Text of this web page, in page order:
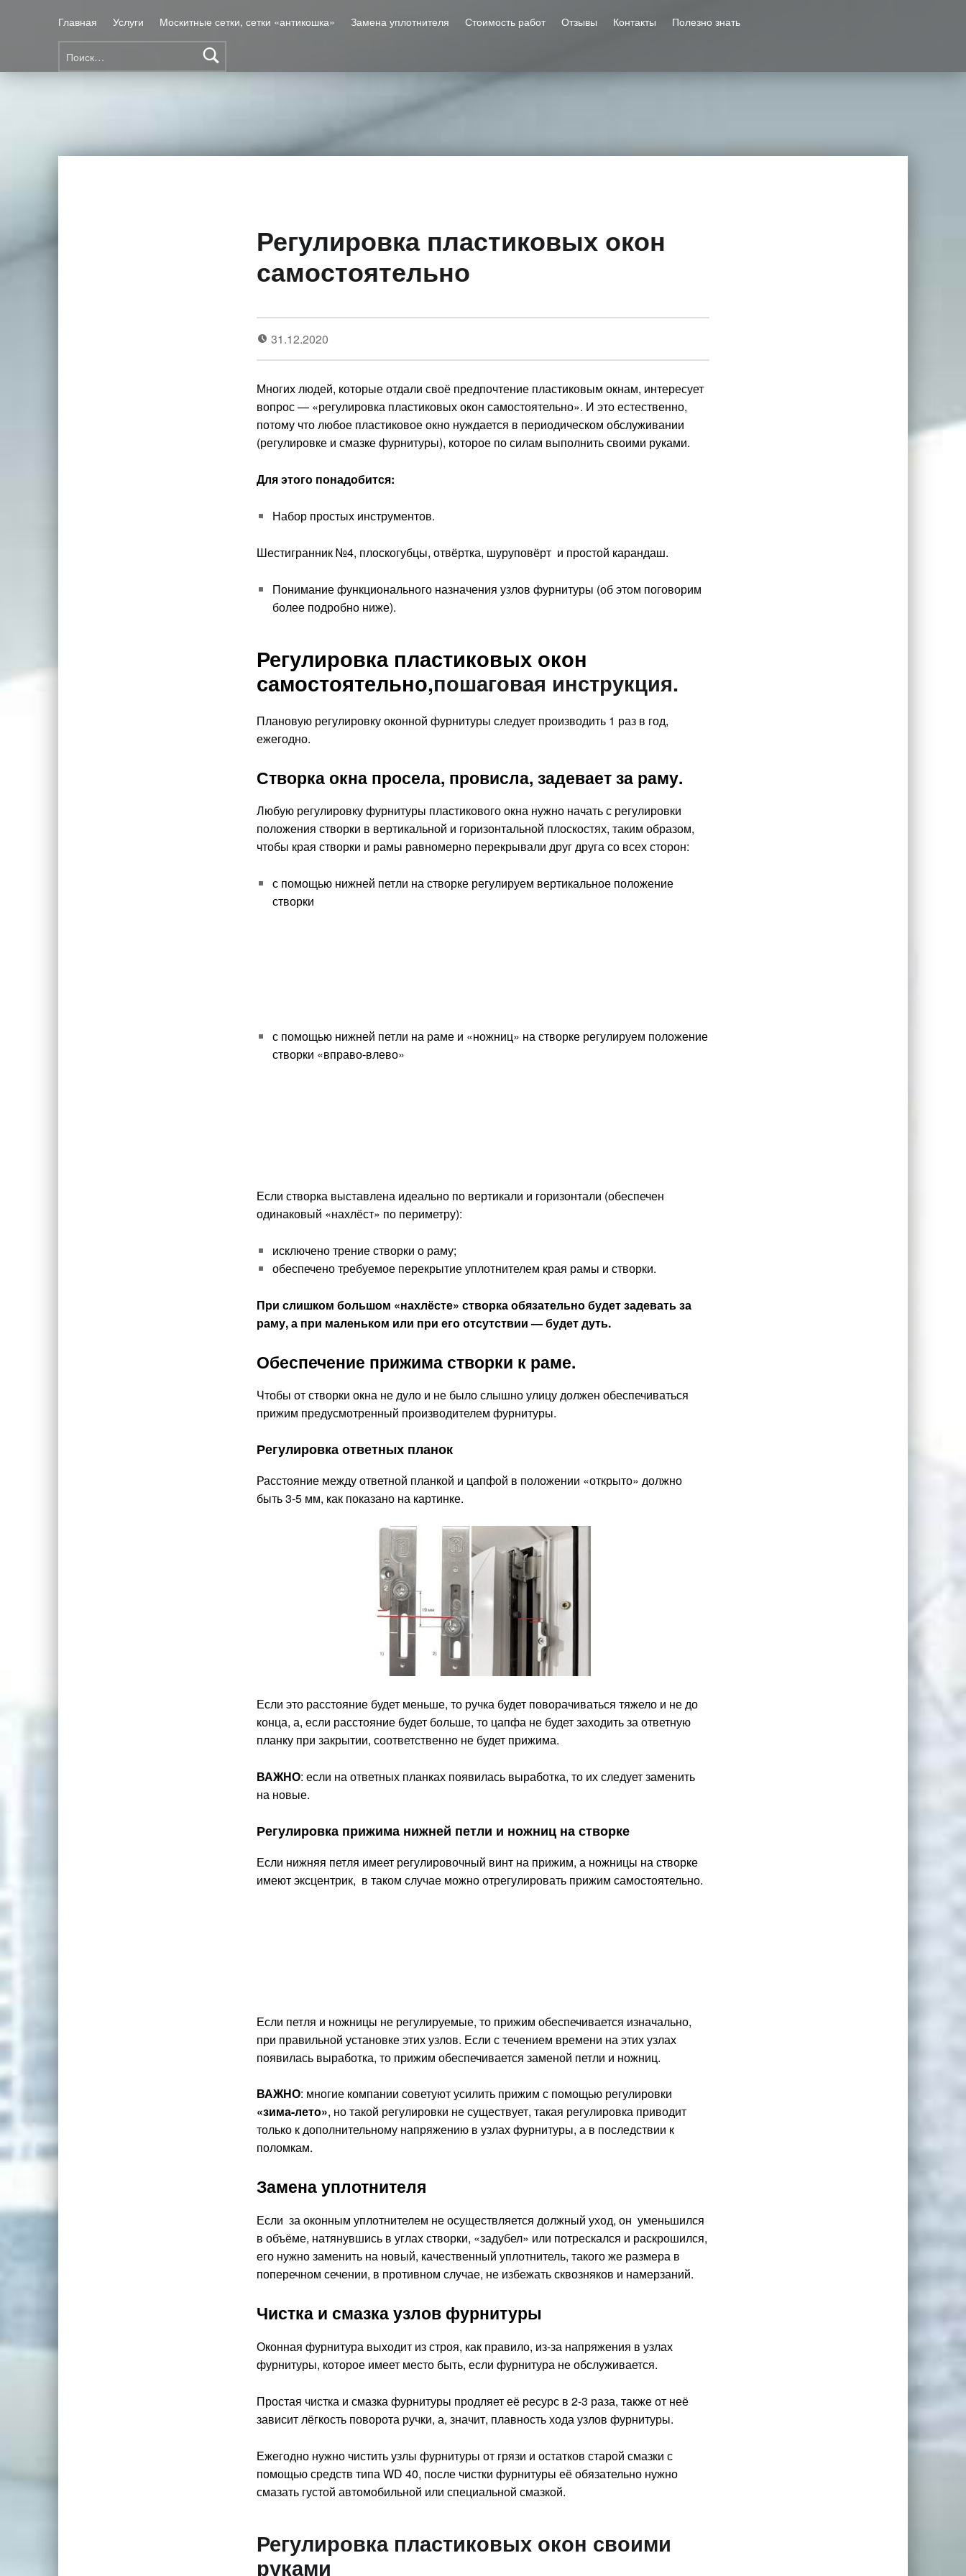
Найти:
Главная Услуги Москитные сетки, сетки «антикошка» Замена уплотнителя Стоимость работ Отзывы Контакты Полезно знать
Ремонт окон ПВХ Омск
Регулировка пластиковых окон
самостоятельно
31.12.2020
Многих людей, которые отдали своё предпочтение пластиковым окнам, интересует
вопрос — «регулировка пластиковых окон самостоятельно». И это естественно,
потому что любое пластиковое окно нуждается в периодическом обслуживании
(регулировке и смазке фурнитуры), которое по силам выполнить своими руками.
Для этого понадобится:
Набор простых инструментов.
Шестигранник №4, плоскогубцы, отвёртка, шуруповёрт и простой карандаш.
Понимание функционального назначения узлов фурнитуры (об этом поговорим
более подробно ниже).
Регулировка пластиковых окон
самостоятельно,пошаговая инструкция.
Плановую регулировку оконной фурнитуры следует производить 1 раз в год,
ежегодно.
Створка окна просела, провисла, задевает за раму.
Любую регулировку фурнитуры пластикового окна нужно начать с регулировки
положения створки в вертикальной и горизонтальной плоскостях, таким образом,
чтобы края створки и рамы равномерно перекрывали друг друга со всех сторон:
с помощью нижней петли на створке регулируем вертикальное положение
створки
с помощью нижней петли на раме и «ножниц» на створке регулируем положение
створки «вправо-влево»
Если створка выставлена идеально по вертикали и горизонтали (обеспечен
одинаковый «нахлёст» по периметру):
исключено трение створки о раму;
обеспечено требуемое перекрытие уплотнителем края рамы и створки.
При слишком большом «нахлёсте» створка обязательно будет задевать за
раму, а при маленьком или при его отсутствии — будет дуть.
Обеспечение прижима створки к раме.
Чтобы от створки окна не дуло и не было слышно улицу должен обеспечиваться
прижим предусмотренный производителем фурнитуры.
Регулировка ответных планок
Расстояние между ответной планкой и цапфой в положении «открыто» должно
быть 3-5 мм, как показано на картинке.
Если это расстояние будет меньше, то ручка будет поворачиваться тяжело и не до
конца, а, если расстояние будет больше, то цапфа не будет заходить за ответную
планку при закрытии, соответственно не будет прижима.
ВАЖНО: если на ответных планках появилась выработка, то их следует заменить
на новые.
Регулировка прижима нижней петли и ножниц на створке
Если нижняя петля имеет регулировочный винт на прижим, а ножницы на створке
имеют эксцентрик, в таком случае можно отрегулировать прижим самостоятельно.
Если петля и ножницы не регулируемые, то прижим обеспечивается изначально,
при правильной установке этих узлов. Если с течением времени на этих узлах
появилась выработка, то прижим обеспечивается заменой петли и ножниц.
ВАЖНО: многие компании советуют усилить прижим с помощью регулировки
«зима-лето», но такой регулировки не существует, такая регулировка приводит
только к дополнительному напряжению в узлах фурнитуры, а в последствии к
поломкам.
Замена уплотнителя
Если за оконным уплотнителем не осуществляется должный уход, он уменьшился
в объёме, натянувшись в углах створки, «задубел» или потрескался и раскрошился,
его нужно заменить на новый, качественный уплотнитель, такого же размера в
поперечном сечении, в противном случае, не избежать сквозняков и намерзаний.
Чистка и смазка узлов фурнитуры
Оконная фурнитура выходит из строя, как правило, из-за напряжения в узлах
фурнитуры, которое имеет место быть, если фурнитура не обслуживается.
Простая чистка и смазка фурнитуры продляет её ресурс в 2-3 раза, также от неё
зависит лёгкостьповорота ручки, а, значит, плавность хода узлов фурнитуры.
Ежегодно нужно чистить узлы фурнитуры от грязи и остатков старой смазки с
помощью средств типа WD 40, после чистки фурнитуры её обязательно нужно
смазать густой автомобильной или специальной смазкой.
Регулировка пластиковых окон своими
руками